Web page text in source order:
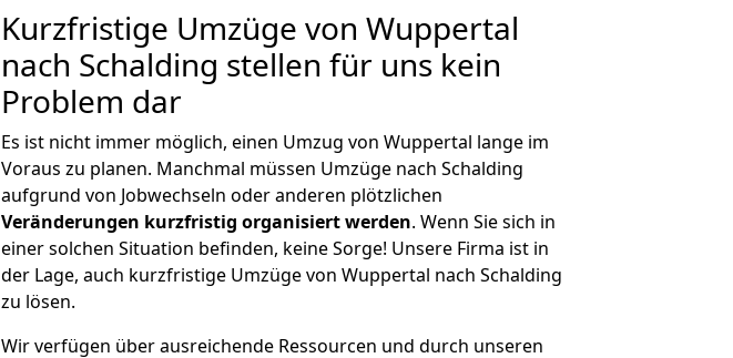
Kurzfristige Umzüge von Wuppertal
nach Schalding stellen für uns kein
Problem dar
Es ist nicht immer möglich, einen Umzug von Wuppertal lange im
Voraus zu planen. Manchmal müssen Umzüge nach Schalding
aufgrund von Jobwechseln oder anderen plötzlichen
Veränderungen kurzfristig organisiert werden. Wenn Sie sich in
einer solchen Situation befinden, keine Sorge! Unsere Firma ist in
der Lage, auch kurzfristige Umzüge von Wuppertal nach Schalding
zu lösen.
Wir verfügen über ausreichende Ressourcen und durch unseren